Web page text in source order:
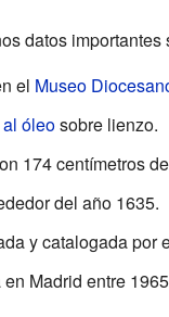
datos importantes
el Museo
óleosobre lienzo.
174 centímetros
del año 1635.
y catalogada por
Madrid entre